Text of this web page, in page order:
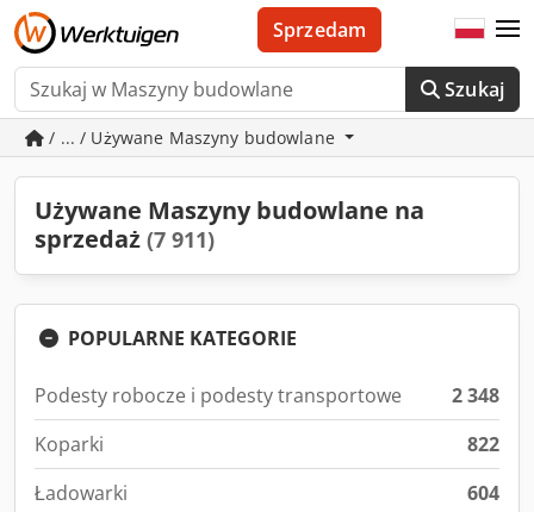
Szukaj
Sprzedam
/ ... / Używane Maszyny budowlane
Używane Maszyny budowlane na
sprzedaż (7 911)
POPULARNE KATEGORIE
Podesty robocze i podesty transportowe
2 348
Koparki
822
Ładowarki
604